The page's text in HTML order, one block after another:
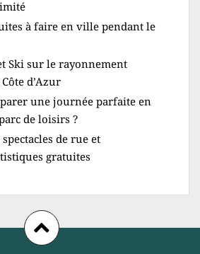
à faire en ville pendant le
Ski sur le rayonnement
d’Azur
une journée parfaite en
de loisirs ?
de rue et
gratuites